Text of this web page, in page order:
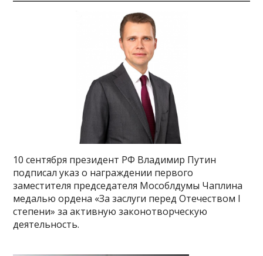
10 сентября президент РФ Владимир Путин
подписал указ о награждении первого
заместителя председателя Мособлдумы Чаплина
медалью ордена «За заслуги перед Отечеством I
степени» за активную законотворческую
деятельность.